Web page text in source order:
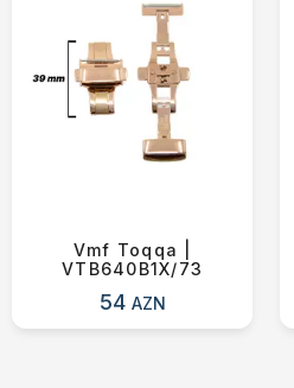
Vmf Toqqa |
VTB640B1X/73
54 AZN
Sifarişi
Alış-verişə